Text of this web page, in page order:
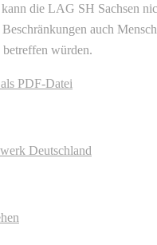
die LAG SH Sachsen
auch
würden.
PDF-Datei
Deutschland